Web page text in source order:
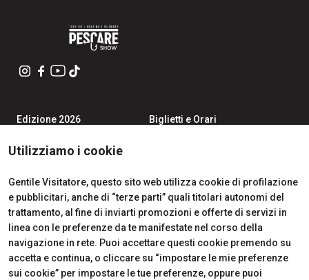
Utilizziamo i cookie
Gentile Visitatore, questo sito web utilizza cookie di profilazione
e pubblicitari, anche di “terze parti” quali titolari autonomi del
trattamento, al fine di inviarti promozioni e offerte di servizi in
linea con le preferenze da te manifestate nel corso della
navigazione in rete. Puoi accettare questi cookie premendo su
accetta e continua, o cliccare su “impostare le mie preferenze
sui cookie” per impostare le tue preferenze, oppure puoi
Edizione 2026
Contatti
Biglietti e Orari
Area Riservata Espositori
Info Utili per Esporre
CERTIFICATIONS